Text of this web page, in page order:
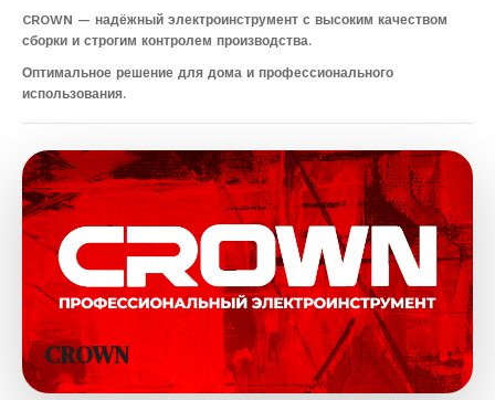
CROWN — надёжный электроинструмент с высоким качеством
сборки и строгим контролем производства.
Оптимальное решение для дома и профессионального
использования.
CROWN